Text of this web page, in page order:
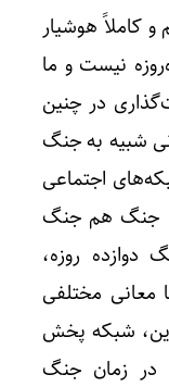
و کاملاً هوشیار
نیست و ما
در چنین
شبیه به جنگ
اجتماعی
جنگ هم جنگ
روزه،
معانی مختلفی
شبکه پخش
در زمان جنگ